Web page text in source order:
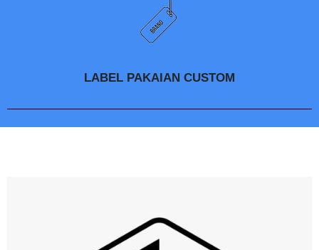
LABEL PAKAIAN CUSTOM